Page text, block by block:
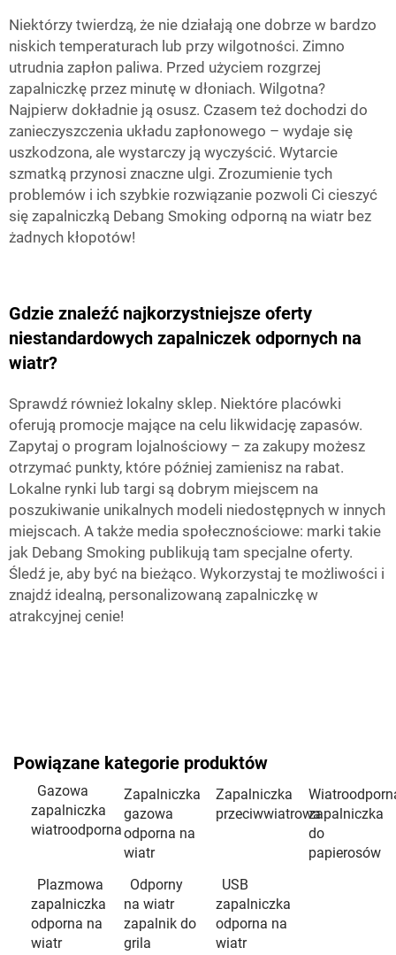
Niektórzy twierdzą, że nie działają one dobrze w bardzo
niskich temperaturach lub przy wilgotności. Zimno
utrudnia zapłon paliwa. Przed użyciem rozgrzej
zapalniczkę przez minutę w dłoniach. Wilgotna?
Najpierw dokładnie ją osusz. Czasem też dochodzi do
zanieczyszczenia układu zapłonowego – wydaje się
uszkodzona, ale wystarczy ją wyczyścić. Wytarcie
szmatką przynosi znaczne ulgi. Zrozumienie tych
problemów i ich szybkie rozwiązanie pozwoli Ci cieszyć
się zapalniczką Debang Smoking odporną na wiatr bez
żadnych kłopotów!
Gdzie znaleźć najkorzystniejsze oferty
niestandardowych zapalniczek odpornych na
wiatr?
Sprawdź również lokalny sklep. Niektóre placówki
oferują promocje mające na celu likwidację zapasów.
Zapytaj o program lojalnościowy – za zakupy możesz
otrzymać punkty, które później zamienisz na rabat.
Lokalne rynki lub targi są dobrym miejscem na
poszukiwanie unikalnych modeli niedostępnych w innych
miejscach. A także media społecznościowe: marki takie
jak Debang Smoking publikują tam specjalne oferty.
Śledź je, aby być na bieżąco. Wykorzystaj te możliwości i
znajdź idealną, personalizowaną zapalniczkę w
atrakcyjnej cenie!
Powiązane kategorie produktów
Gazowa
zapalniczka
wiatroodporna
Zapalniczka
gazowa
odporna na
wiatr
Zapalniczka
przeciwwiatrowazapalniczka
do
papierosów
Plazmowa
zapalniczka
odporna na
wiatr
Odporny
na wiatr
zapalnik do
grila
USB
zapalniczka
odporna na
wiatr